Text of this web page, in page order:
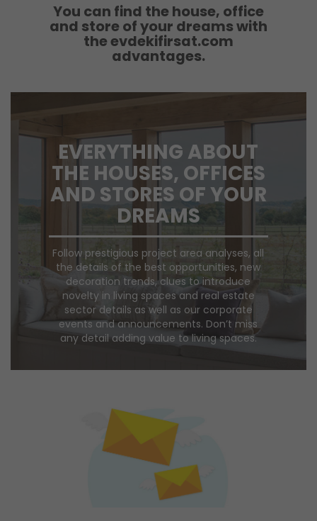
You can find the house, office
and store of your dreams with
the evdekifirsat.com
advantages.
EVERYTHING ABOUT
THE HOUSES, OFFICES
AND STORES OF YOUR
DREAMS
Follow prestigious project area analyses, all
the details of the best opportunities, new
decoration trends, clues to introduce
novelty in living spaces and real estate
sector details as well as our corporate
events and announcements. Don’t miss
any detail adding value to living spaces.